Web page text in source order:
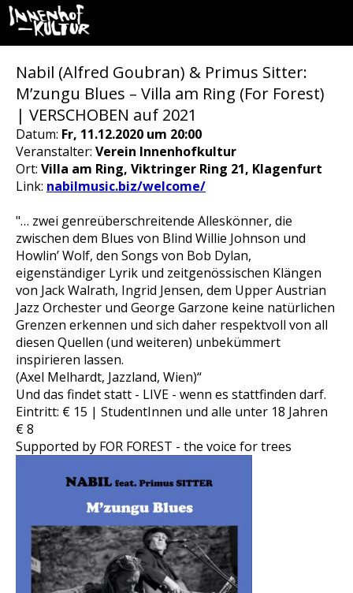
Nabil (Alfred Goubran) & Primus Sitter:
M’zungu Blues – Villa am Ring (For Forest)
| VERSCHOBEN auf 2021
Datum: Fr, 11.12.2020 um 20:00
Veranstalter: Verein Innenhofkultur
Ort: Villa am Ring, Viktringer Ring 21, Klagenfurt
Link: nabilmusic.biz/welcome/
"… zwei genreüberschreitende Alleskönner, die
zwischen dem Blues von Blind Willie Johnson und
Howlin’ Wolf, den Songs von Bob Dylan,
eigenständiger Lyrik und zeitgenössischen Klängen
von Jack Walrath, Ingrid Jensen, dem Upper Austrian
Jazz Orchester und George Garzone keine natürlichen
Grenzen erkennen und sich daher respektvoll von all
diesen Quellen (und weiteren) unbekümmert
inspirieren lassen.
(Axel Melhardt, Jazzland, Wien)“
Und das findet statt - LIVE - wenn es stattfinden darf.
Eintritt: € 15 | StudentInnen und alle unter 18 Jahren
€ 8
Supported by FOR FOREST - the voice for trees